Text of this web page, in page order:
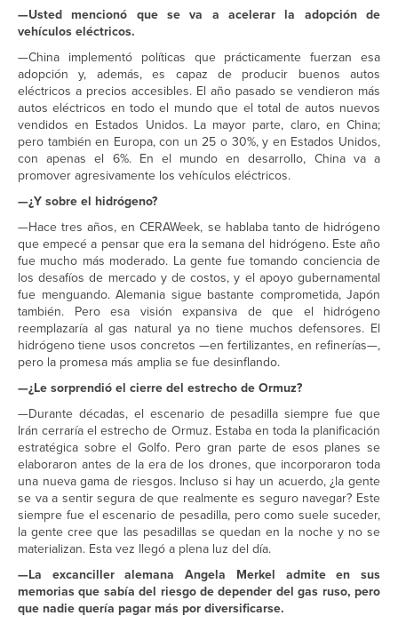
—Usted mencionó que se va a acelerar la adopción de
vehículos eléctricos.
—China implementó políticas que prácticamente fuerzan esa
adopción y, además, es capaz de producir buenos autos
eléctricos a precios accesibles. El año pasado se vendieron más
autos eléctricos en todo el mundo que el total de autos nuevos
vendidos en Estados Unidos. La mayor parte, claro, en China;
pero también en Europa, con un 25 o 30%, y en Estados Unidos,
con apenas el 6%. En el mundo en desarrollo, China va a
promover agresivamente los vehículos eléctricos.
—¿Y sobre el hidrógeno?
—Hace tres años, en CERAWeek, se hablaba tanto de hidrógeno
que empecé a pensar que era la semana del hidrógeno. Este año
fue mucho más moderado. La gente fue tomando conciencia de
los desafíos de mercado y de costos, y el apoyo gubernamental
fue menguando. Alemania sigue bastante comprometida, Japón
también. Pero esa visión expansiva de que el hidrógeno
reemplazaría al gas natural ya no tiene muchos defensores. El
hidrógeno tiene usos concretos —en fertilizantes, en refinerías—,
pero la promesa más amplia se fue desinflando.
—¿Le sorprendió el cierre del estrecho de Ormuz?
—Durante décadas, el escenario de pesadilla siempre fue que
Irán cerraría el estrecho de Ormuz. Estaba en toda la planificación
estratégica sobre el Golfo. Pero gran parte de esos planes se
elaboraron antes de la era de los drones, que incorporaron toda
una nueva gama de riesgos. Incluso si hay un acuerdo, ¿la gente
se va a sentir segura de que realmente es seguro navegar? Este
siempre fue el escenario de pesadilla, pero como suele suceder,
la gente cree que las pesadillas se quedan en la noche y no se
materializan. Esta vez llegó a plena luz del día.
—La excanciller alemana Angela Merkel admite en sus
memorias que sabía del riesgo de depender del gas ruso, pero
que nadie quería pagar más por diversificarse.